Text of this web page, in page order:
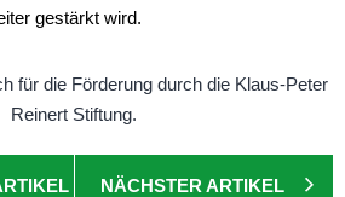
gestärkt wird.
NÄCHSTER ARTIKEL